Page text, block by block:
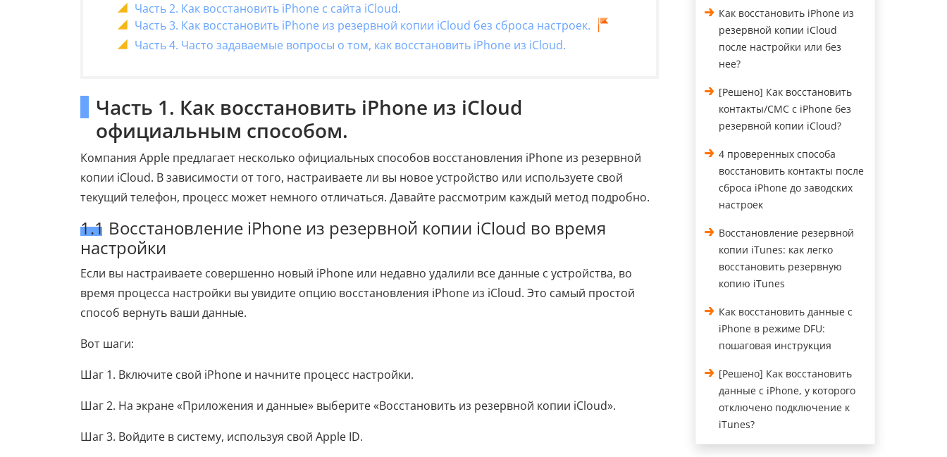
Часть 2. Как восстановить iPhone с сайта iCloud.
Часть 3. Как восстановить iPhone из резервной копии iCloud без сброса настроек.
Часть 4. Часто задаваемые вопросы о том, как восстановить iPhone из iCloud.
Часть 1. Как восстановить iPhone из iCloud
официальным способом.
Компания Apple предлагает несколько официальных способов восстановления iPhone из резервной
копии iCloud. В зависимости от того, настраиваете ли вы новое устройство или используете свой
текущий телефон, процесс может немного отличаться. Давайте рассмотрим каждый метод подробно.
1.1 Восстановление iPhone из резервной копии iCloud во время
настройки
Если вы настраиваете совершенно новый iPhone или недавно удалили все данные с устройства, во
время процесса настройки вы увидите опцию восстановления iPhone из iCloud. Это самый простой
способ вернуть ваши данные.
Вот шаги:
Шаг 1. Включите свой iPhone и начните процесс настройки.
Шаг 2. На экране «Приложения и данные» выберите «Восстановить из резервной копии iCloud».
Шаг 3. Войдите в систему, используя свой Apple ID.
Как восстановить iPhone из
резервной копии iCloud
после настройки или без
нее?
[Решено] Как восстановить
контакты/СМС с iPhone без
резервной копии iCloud?
4 проверенных способа
восстановить контакты после
сброса iPhone до заводских
настроек
Восстановление резервной
копии iTunes: как легко
восстановить резервную
копию iTunes
Как восстановить данные с
iPhone в режиме DFU:
пошаговая инструкция
[Решено] Как восстановить
данные с iPhone, у которого
отключено подключение к
iTunes?